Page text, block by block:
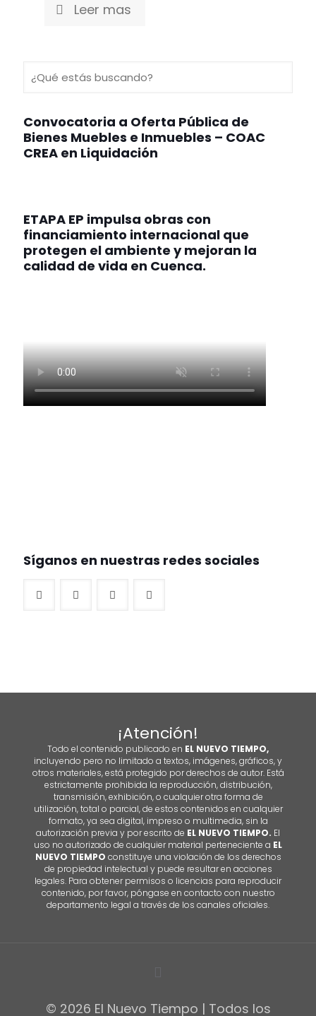
Leer mas
Convocatoria a Oferta Pública de
Bienes Muebles e Inmuebles – COAC
CREA en Liquidación
ETAPA EP impulsa obras con
financiamiento internacional que
protegen el ambiente y mejoran la
calidad de vida en Cuenca.
Síganos en nuestras redes sociales
¡Atención!
Todo el contenido publicado en EL NUEVO TIEMPO,
incluyendo pero no limitado a textos, imágenes, gráficos, y
otros materiales, está protegido por derechos de autor. Está
estrictamente prohibida la reproducción, distribución,
transmisión, exhibición, o cualquier otra forma de
utilización, total o parcial, de estos contenidos en cualquier
formato, ya sea digital, impreso o multimedia, sin la
autorización previa y por escrito de EL NUEVO TIEMPO. El
uso no autorizado de cualquier material perteneciente a EL
NUEVO TIEMPO constituye una violación de los derechos
de propiedad intelectual y puede resultar en acciones
legales. Para obtener permisos o licencias para reproducir
contenido, por favor, póngase en contacto con nuestro
departamento legal a través de los canales oficiales.
© 2026 El Nuevo Tiempo | Todos los